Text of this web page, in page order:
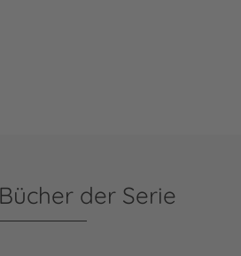
der Serie